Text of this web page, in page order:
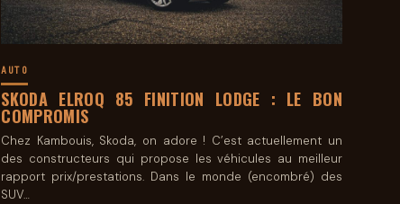
AUTO
SKODA ELROQ 85 FINITION LODGE : LE BON
COMPROMIS
Chez Kambouis, Skoda, on adore ! C’est actuellement un
des constructeurs qui propose les véhicules au meilleur
rapport prix/prestations. Dans le monde (encombré) des
SUV…